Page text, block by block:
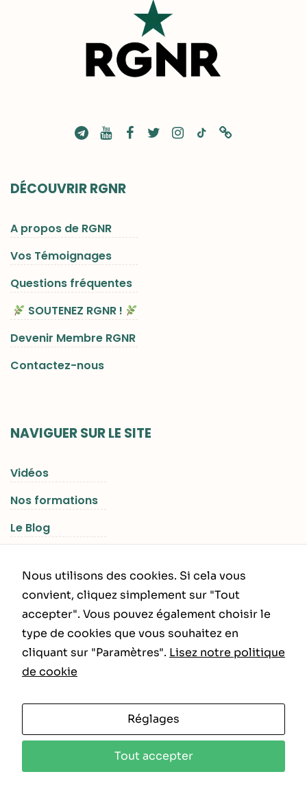
DÉCOUVRIR RGNR
A propos de RGNR
Vos Témoignages
Questions fréquentes
SOUTENEZ RGNR !
Devenir Membre RGNR
Contactez-nous
NAVIGUER SUR LE SITE
Vidéos
Nos formations
Le Blog
INFORMATIONS LÉGALES
Politique de Confidentialité
Copyright ©RGNR 2025
Nous utilisons des cookies. Si cela vous
convient, cliquez simplement sur "Tout
accepter". Vous pouvez également choisir le
type de cookies que vous souhaitez en
cliquant sur "Paramètres". Lisez notre politique
de cookie
Réglages
Tout accepter